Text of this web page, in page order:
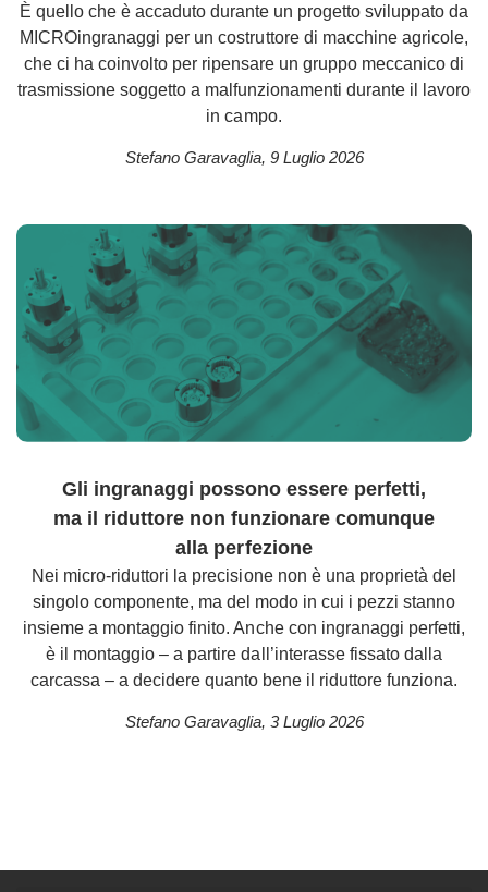
È quello che è accaduto durante un progetto sviluppato da
MICROingranaggi per un costruttore di macchine agricole,
che ci ha coinvolto per ripensare un gruppo meccanico di
trasmissione soggetto a malfunzionamenti durante il lavoro
in campo.
Stefano Garavaglia, 9 Luglio 2026
Gli ingranaggi possono essere perfetti,
ma il riduttore non funzionare comunque
alla perfezione
Nei micro-riduttori la precisione non è una proprietà del
singolo componente, ma del modo in cui i pezzi stanno
insieme a montaggio finito. Anche con ingranaggi perfetti,
è il montaggio – a partire dall’interasse fissato dalla
carcassa – a decidere quanto bene il riduttore funziona.
Stefano Garavaglia, 3 Luglio 2026